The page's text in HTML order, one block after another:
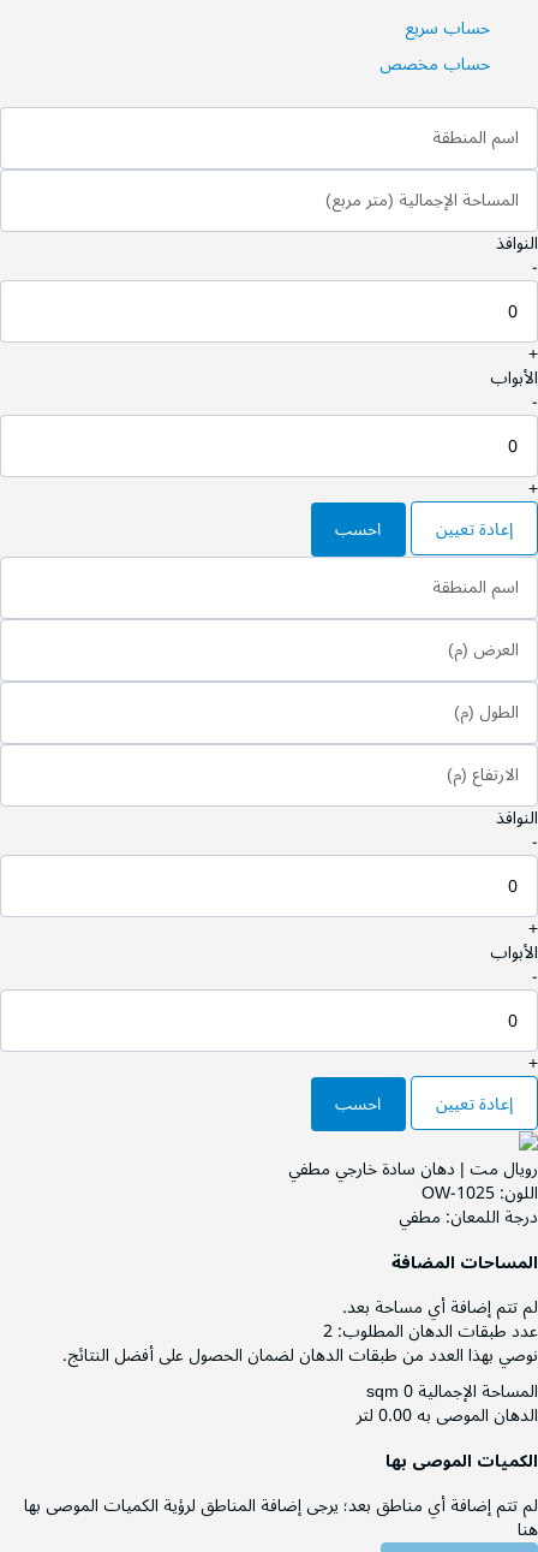
حساب سريع
حساب مخصص
اسم المنطقة
المساحة الإجمالية (متر مربع)
النوافذ
-
+
الأبواب
-
+
إعادة تعيين
احسب
اسم المنطقة
العرض (م)
الطول (م)
الارتفاع (م)
النوافذ
-
+
الأبواب
-
+
إعادة تعيين
احسب
رويال مت | دهان سادة خارجي مطفي
اللون:OW-1025
درجة اللمعان: مطفي
المساحات المضافة
لم تتم إضافة أي مساحة بعد.
عدد طبقات الدهان المطلوب:2
نوصي بهذا العدد من طبقات الدهان لضمان الحصول على أفضل النتائج.
المساحة الإجمالية0 sqm
الدهان الموصى به0.00 لتر
الكميات الموصى بها
لم تتم إضافة أي مناطق بعد؛ يرجى إضافة المناطق لرؤية الكميات الموصى بها
هنا